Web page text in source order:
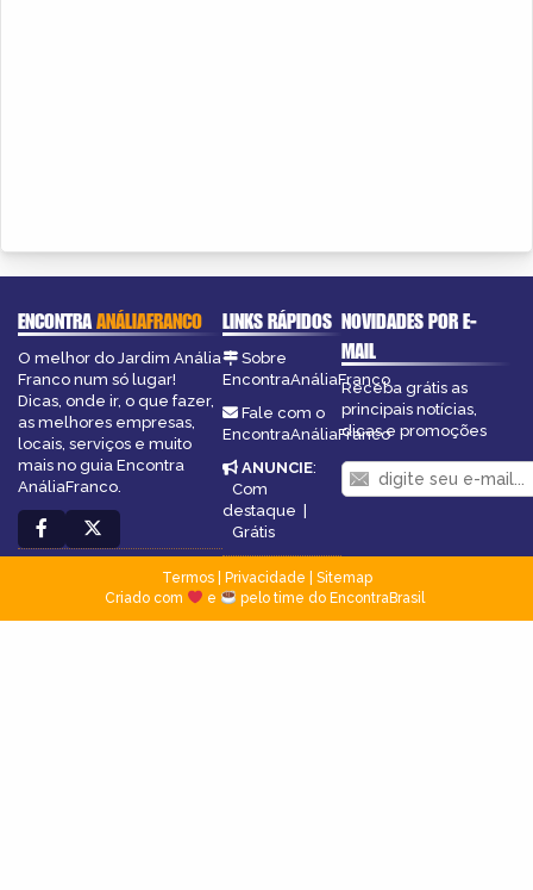
ENCONTRAANÁLIAFRANCO
O melhor do Jardim Anália
Franco num só lugar!
Dicas, onde ir, o que fazer,
as melhores empresas,
locais, serviços e muito
mais no guia Encontra
AnáliaFranco.
LINKS RÁPIDOS
Sobre
EncontraAnáliaFranco
Fale com o
EncontraAnáliaFranco
ANUNCIE:
Com
destaque |
Grátis
NOVIDADES POR E-
MAIL
Receba grátis as
principais notícias,
dicas e promoções
Termos| Privacidade
Sitemap
Criado com
e pelo time do EncontraBrasil